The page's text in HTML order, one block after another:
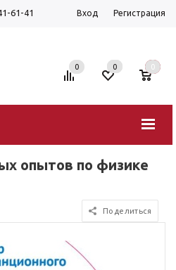
61-41 Вход Регистрация
0 0 0
опытов по физике
Поделиться